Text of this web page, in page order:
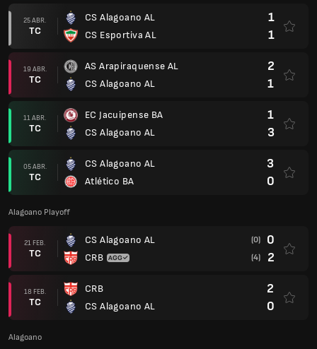
25 ABR.
TC
CS Alagoano AL
CS Esportiva AL
1
1
19 ABR.
TC
AS Arapiraquense AL
CS Alagoano AL
2
1
11 ABR.
TC
EC Jacuipense BA
CS Alagoano AL
1
3
05 ABR.
TC
CS Alagoano AL
Atlético BA
3
0
Alagoano Playoff
21 FEB.
TC
CS Alagoano AL
CRB
(0) 0
(4) 2
18 FEB.
TC
CRB
CS Alagoano AL
2
0
Alagoano